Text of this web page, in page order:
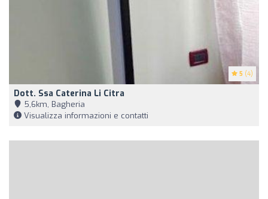
5 (4)
Dott. Ssa Caterina Li Citra
5,6km, Bagheria
Visualizza informazioni e contatti